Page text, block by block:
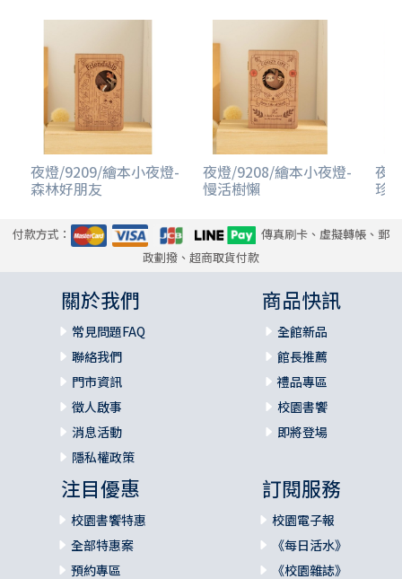
夜燈/9209/繪本小夜燈-
森林好朋友
夜燈/9208/繪本小夜燈-
慢活樹懶
夜
珍
付款方式：
傳真刷卡、虛擬轉帳、郵
政劃撥、超商取貨付款
關於我們
常見問題FAQ
聯絡我們
門市資訊
徵人啟事
消息活動
隱私權政策
商品快訊
全館新品
館長推薦
禮品專區
校園書饗
即將登場
注目優惠
校園書饗特惠
全部特惠案
預約專區
訂閱服務
校園電子報
《每日活水》
《校園雜誌》